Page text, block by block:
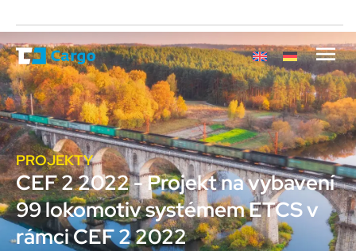
PROJEKTY
CEF 2 2022 - Projekt na vybavení
99 lokomotiv systémem ETCS v
rámci CEF 2 2022